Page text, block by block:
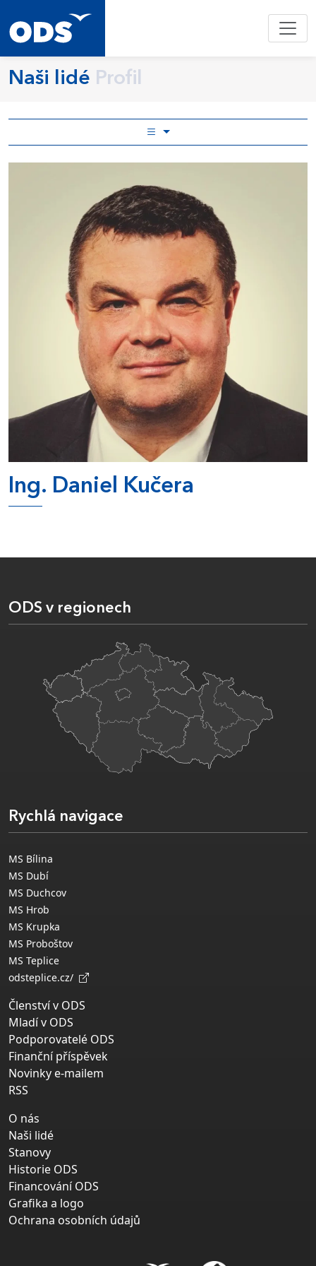
Naši lidé Profil
Ing. Daniel Kučera
ODS v regionech
Rychlá navigace
MS Bílina
MS Dubí
MS Duchcov
MS Hrob
MS Krupka
MS Proboštov
MS Teplice
odsteplice.cz/
Členství v ODS
Mladí v ODS
Podporovatelé ODS
Finanční příspěvek
Novinky e-mailem
RSS
O nás
Naši lidé
Stanovy
Historie ODS
Financování ODS
Grafika a logo
Ochrana osobních údajů